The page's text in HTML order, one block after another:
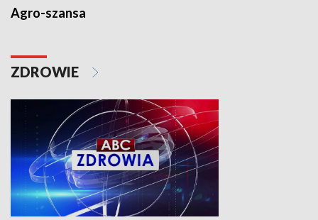
Agro-szansa
ZDROWIE